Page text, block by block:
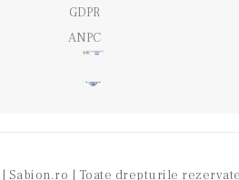
GDPR
ANPC
Sabion.ro | Toate drepturile